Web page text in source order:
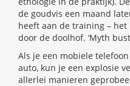
de goudvis een maand
heeft aan de training –
door de doolhof. ‘Myth
Als je een mobiele
auto, kun je een explosie
allerlei manieren